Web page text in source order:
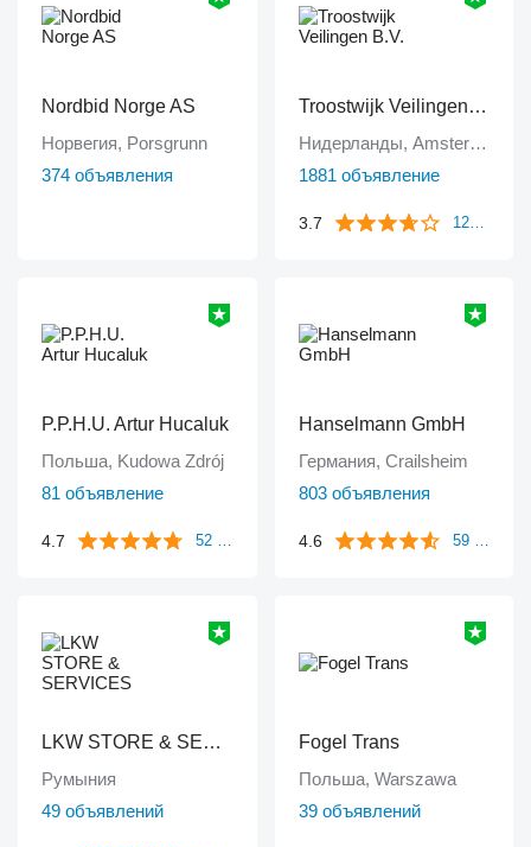
Nordbid Norge AS
Норвегия, Porsgrunn
374 объявления
Troostwijk Veilingen B.V.
Нидерланды, Amsterdam
1881 объявление
3.7 1249 отзывов
P.P.H.U. Artur Hucaluk
Польша, Kudowa Zdrój
81 объявление
4.7 52 отзыва
Hanselmann GmbH
Германия, Crailsheim
803 объявления
4.6 59 отзывов
LKW STORE & SERVICES
Румыния
49 объявлений
Fogel Trans
Польша, Warszawa
39 объявлений